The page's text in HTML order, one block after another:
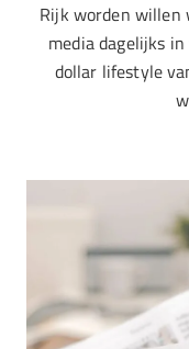
Rijk worden willen
media dagelijks
dollar lifestyle